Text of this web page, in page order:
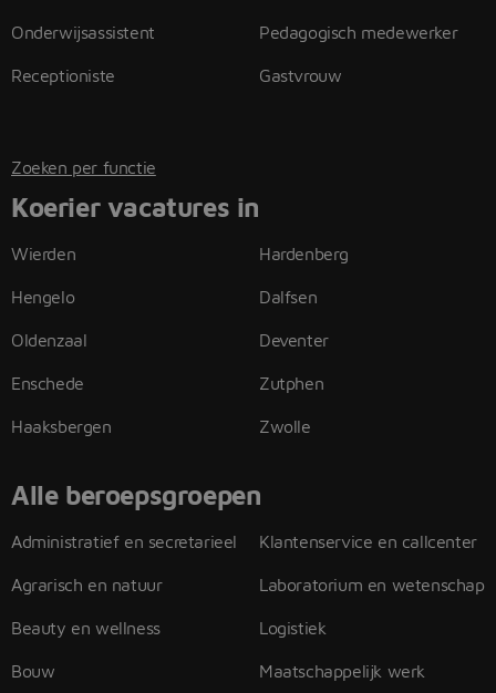
Onderwijsassistent
Receptioniste
Pedagogisch medewerker
Gastvrouw
Zoeken per functie
Koerier vacatures in
Wierden
Hengelo
Oldenzaal
Enschede
Haaksbergen
Hardenberg
Dalfsen
Deventer
Zutphen
Zwolle
Alle beroepsgroepen
Administratief en secretarieel
Agrarisch en natuur
Beauty en wellness
Bouw
Klantenservice en callcenter
Laboratorium en wetenschap
Logistiek
Maatschappelijk werk